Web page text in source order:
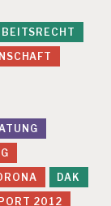
DAK
2012